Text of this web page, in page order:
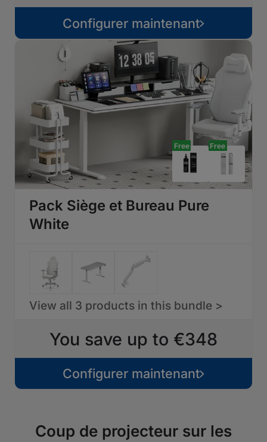
Configurer maintenant
Free Free
Pack Siège et Bureau Pure
White
View all 3 products in this bundle >
You save up to €348
Configurer maintenant
Coup de projecteur sur les